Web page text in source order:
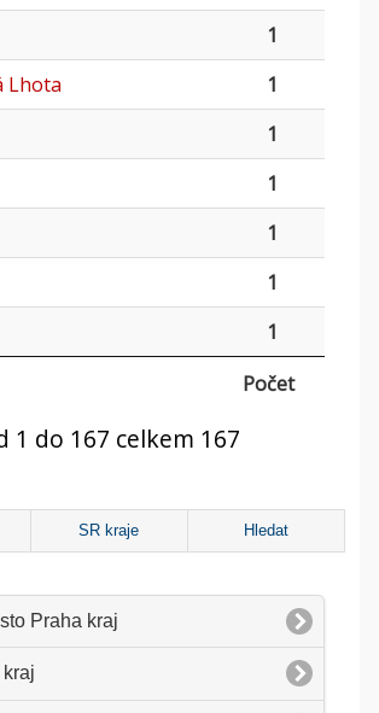
1
Lhota
1
1
1
1
1
1
Počet
1 do 167 celkem 167
SR kraje Hledat
Praha kraj